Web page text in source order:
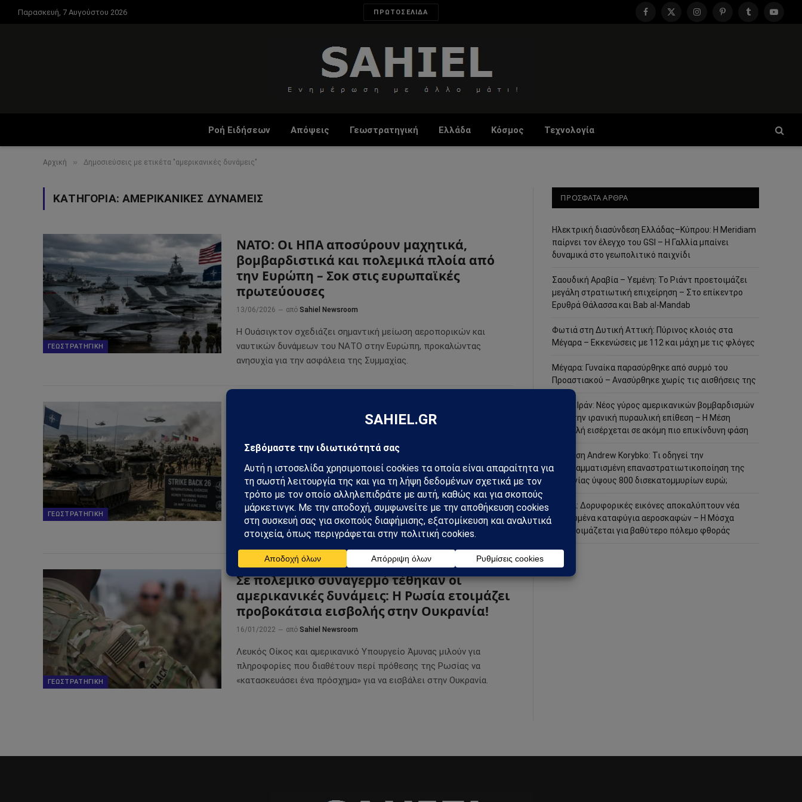
Παρασκευή, 7 Αυγούστου 2026 ΠΡΩΤΟΣΕΛΙΔΑ
Facebook
X
InstagramPinterestTumblr
Ροή Ειδήσεων Απόψεις Γεωστρατηγική Ελλάδα Κόσμος Τεχνολογία
Αρχική » Δημοσιεύσεις με ετικέτα "αμερικανικές δυνάμεις"
ΚΑΤΗΓΟΡΊΑ:ΑΜΕΡΙΚΑΝΙΚΈΣ ΔΥΝΆΜΕΙΣ
ΓΕΩΣΤΡΑΤΗΓΙΚΉ
ΝΑΤΟ: Οι ΗΠΑ αποσύρουν μαχητικά,
βομβαρδιστικά και πολεμικά πλοία από
την Ευρώπη – Σοκ στις ευρωπαϊκές
πρωτεύουσες
13/06/2026 από Sahiel Newsroom
Η Ουάσιγκτον σχεδιάζει σημαντική μείωση αεροπορικών και
ναυτικών δυνάμεων του ΝΑΤΟ στην Ευρώπη, προκαλώντας
ανησυχία για την ασφάλεια της Συμμαχίας.
ΓΕΩΣΤΡΑΤΗΓΙΚΉ
«STRIKE BACK 26»: Μεγάλη νατοϊκή άσκηση
με πραγματικά πυρά στη Βουλγαρία –
Αυξημένη στρατιωτική κινητικότητα στα
Βαλκάνια
26/05/2026 από Sahiel Newsroom
Η Βουλγαρία φιλοξενεί τη διεθνή άσκηση «STRIKE BACK 26» με
πραγματικά πυρά και συμμετοχή δυνάμεων του ΝΑΤΟ σε περίοδο
έντασης στην Ανατολική Ευρώπη.
ΓΕΩΣΤΡΑΤΗΓΙΚΉ
Σε πολεμικό συναγερμό τέθηκαν οι
αμερικανικές δυνάμεις: Η Ρωσία ετοιμάζει
προβοκάτσια εισβολής στην Ουκρανία!
16/01/2022 από Sahiel Newsroom
Λευκός Οίκος και αμερικανικό Υπουργείο Άμυνας μιλούν για
πληροφορίες που διαθέτουν περί πρόθεσης της Ρωσίας να
«κατασκευάσει ένα πρόσχημα» για να εισβάλει στην Ουκρανία.
ΠΡΟΣΦΑΤΑ ΑΡΘΡΑ
Ηλεκτρική διασύνδεση Ελλάδας–Κύπρου: Η Meridiam
παίρνει τον έλεγχο του GSI – Η Γαλλία μπαίνει
δυναμικά στο γεωπολιτικό παιχνίδι
Σαουδική Αραβία – Υεμένη: Το Ριάντ προετοιμάζει
μεγάλη στρατιωτική επιχείρηση – Στο επίκεντρο
Ερυθρά Θάλασσα και Bab al-Mandab
Φωτιά στη Δυτική Αττική: Πύρινος κλοιός στα
Μέγαρα – Εκκενώσεις με 112 και μάχη με τις φλόγες
Μέγαρα: Γυναίκα παρασύρθηκε από συρμό του
Προαστιακού – Ανασύρθηκε χωρίς τις αισθήσεις της
ΗΠΑ – Ιράν: Νέος γύρος αμερικανικών βομβαρδισμών
μετά την ιρανική πυραυλική επίθεση – Η Μέση
Ανατολή εισέρχεται σε ακόμη πιο επικίνδυνη φάση
Ανάλυση Andrew Korybko: Τι οδηγεί την
προγραμματισμένη επαναστρατιωτικοποίηση της
Γερμανίας ύψους 800 δισεκατομμυρίων ευρώ;
Ρωσία: Δορυφορικές εικόνες αποκαλύπτουν νέα
οχυρωμένα καταφύγια αεροσκαφών – Η Μόσχα
προετοιμάζεται για βαθύτερο πόλεμο φθοράς